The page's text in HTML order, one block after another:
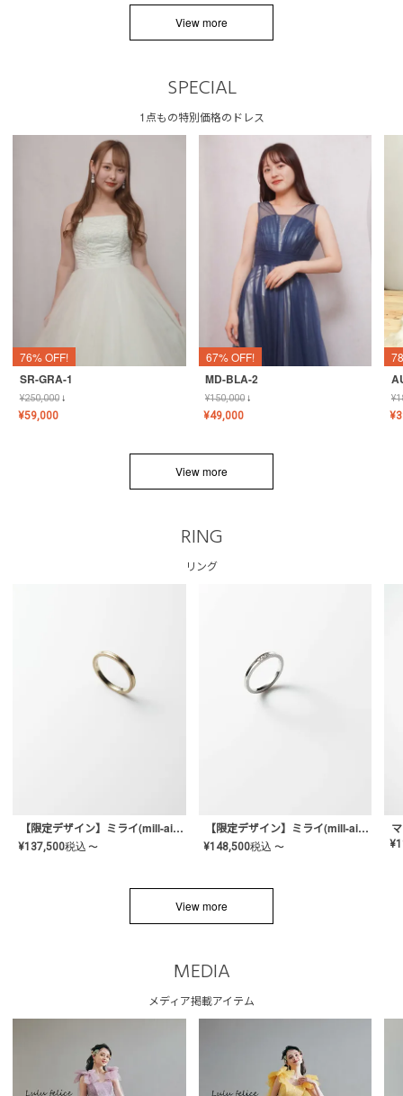
View more
SPECIAL
1点もの特別価格のドレス
76% OFF!
SR-GRA-1
¥250,000↓
¥59,000
67% OFF!
MD-BLA-2
¥150,000↓
¥49,000
¥
¥
View more
RING
リング
【限定デザイン】ミライ(mill-ai)リング
¥137,500税込 〜
【限定デザイン】ミライ(mill-ai)リング
¥148,500税込 〜 ¥
View more
MEDIA
メディア掲載アイテム